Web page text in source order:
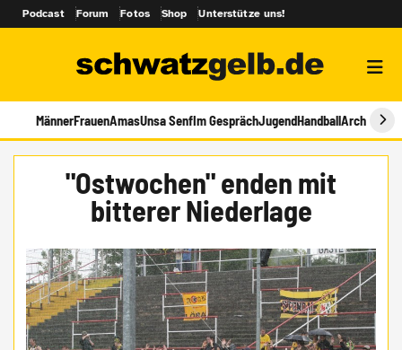
Podcast Forum Fotos Shop Unterstütze uns!
MännerFrauenAmasUnsa SenfIm GesprächJugendHandballArchiv
"Ostwochen" enden mit
bitterer Niederlage